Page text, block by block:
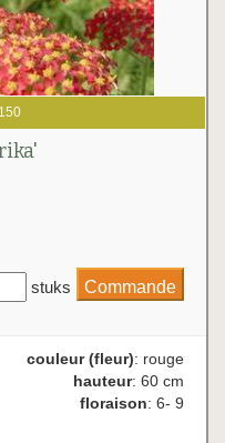
stuks
couleur (fleur): rouge
hauteur: 60 cm
floraison: 6- 9